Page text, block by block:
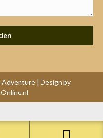
Adventure | Design by